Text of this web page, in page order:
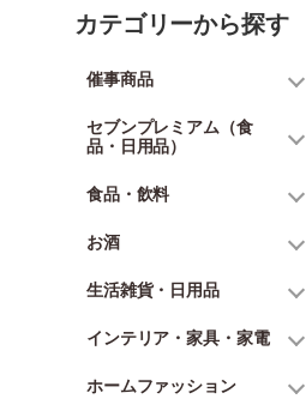
カテゴリーから探す
催事商品
セブンプレミアム（食
品・日用品）
食品・飲料
お酒
生活雑貨・日用品
インテリア・家具・家電
ホームファッション